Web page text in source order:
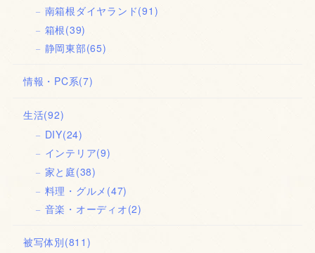
南箱根ダイヤランド(91)
箱根(39)
静岡東部(65)
情報・PC系(7)
生活(92)
DIY(24)
インテリア(9)
家と庭(38)
料理・グルメ (47)
音楽・オーディオ(2)
被写体別(811)